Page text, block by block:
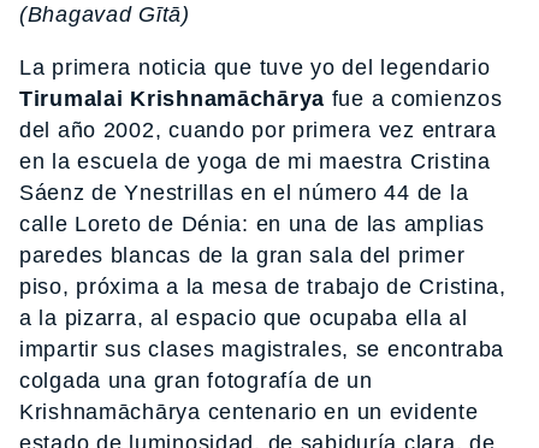
(Bhagavad Gītā)
La primera noticia que tuve yo del legendario
Tirumalai Krishnamāchārya fue a comienzos
del año 2002, cuando por primera vez entrara
en la escuela de yoga de mi maestra Cristina
Sáenz de Ynestrillas en el número 44 de la
calle Loreto de Dénia: en una de las amplias
paredes blancas de la gran sala del primer
piso, próxima a la mesa de trabajo de Cristina,
a la pizarra, al espacio que ocupaba ella al
impartir sus clases magistrales, se encontraba
colgada una gran fotografía de un
Krishnamāchārya centenario en un evidente
estado de luminosidad, de sabiduría clara, de